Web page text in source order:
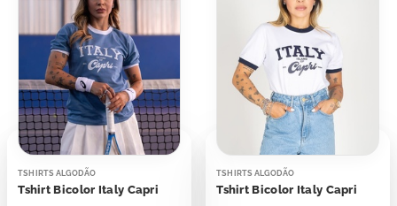
TSHIRTS ALGODÃO
Tshirt Bicolor Italy Capri
TSHIRTS ALGODÃO
Tshirt Bicolor Italy Capri